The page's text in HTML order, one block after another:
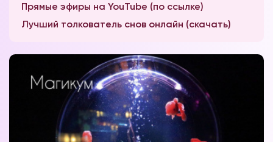
Прямые эфиры на YouTube (по ссылке)
Лучший толкователь снов онлайн (скачать)